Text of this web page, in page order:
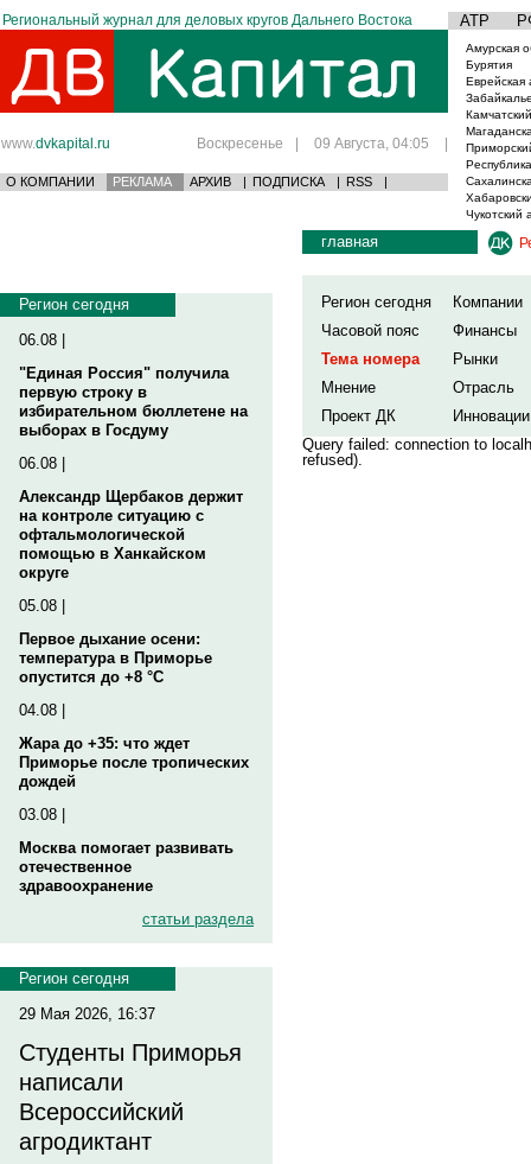
Региональный журнал для деловых кругов Дальнего Востока АТР
www.dvkapital.ru Воскресенье | 09 Августа, 04:05 |
О КОМПАНИИ РЕКЛАМА АРХИВ | ПОДПИСКА | RSS |
Амурская
Бурятия
Еврейская
Чукотский
Регион сегодня
06.08 |
"Единая Россия" получила
первую строку в
избирательном бюллетене на
выборах в Госдуму
06.08 |
Александр Щербаков держит
на контроле ситуацию с
офтальмологической
помощью в Ханкайском
округе
05.08 |
Первое дыхание осени:
температура в Приморье
опустится до +8 °C
04.08 |
Жара до +35: что ждет
Приморье после тропических
дождей
03.08 |
Москва помогает развивать
отечественное
здравоохранение
статьи раздела
Регион сегодня
29 Мая 2026, 16:37
Студенты Приморья
написали
Всероссийский
агродиктант
главная
Регион сегодня
Компании
Часовой пояс
Финансы
Тема номера
Рынки
Мнение
Отрасль
Проект ДК
Инновации
Query failed: connection to
refused).